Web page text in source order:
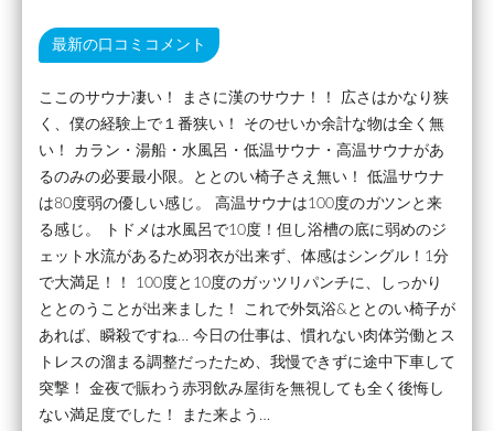
最新の口コミコメント
ここのサウナ凄い！ まさに漢のサウナ！！ 広さはかなり狭
く、僕の経験上で１番狭い！ そのせいか余計な物は全く無
い！ カラン・湯船・水風呂・低温サウナ・高温サウナがあ
るのみの必要最小限。ととのい椅子さえ無い！ 低温サウナ
は80度弱の優しい感じ。 高温サウナは100度のガツンと来
る感じ。 トドメは水風呂で10度！但し浴槽の底に弱めのジ
ェット水流があるため羽衣が出来ず、体感はシングル！1分
で大満足！！ 100度と10度のガッツリパンチに、しっかり
ととのうことが出来ました！ これで外気浴&ととのい椅子が
あれば、瞬殺ですね… 今日の仕事は、慣れない肉体労働とス
トレスの溜まる調整だったため、我慢できずに途中下車して
突撃！ 金夜で賑わう赤羽飲み屋街を無視しても全く後悔し
ない満足度でした！ また来よう…